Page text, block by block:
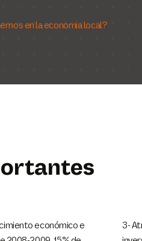
en la economia local?
económico e
3-